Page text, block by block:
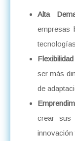
Alta
empresas
ser más
de
crear sus